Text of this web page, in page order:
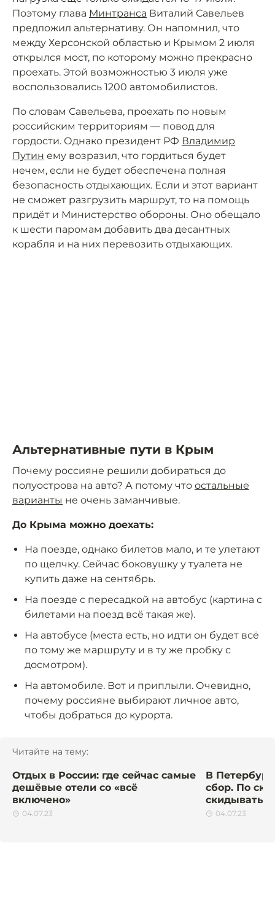
Поэтому глава Минтранса Виталий Савельев
предложил альтернативу. Он напомнил, что
между Херсонской областью и Крымом 2 июля
открылся мост, по которому можно прекрасно
проехать. Этой возможностью 3 июля уже
воспользовались 1200 автомобилистов.
По словам Савельева, проехать по новым
российским территориям — повод для
гордости. Однако президент РФ Владимир
Путин ему возразил, что гордиться будет
нечем, если не будет обеспечена полная
безопасность отдыхающих. Если и этот вариант
не сможет разгрузить маршрут, то на помощь
придёт и Министерство обороны. Оно обещало
к шести паромам добавить два десантных
корабля и на них перевозить отдыхающих.
Альтернативные пути в Крым
Почему россияне решили добираться до
полуострова на авто? А потому что остальные
варианты не очень заманчивые.
До Крыма можно доехать:
На поезде, однако билетов мало, и те улетают
по щелчку. Сейчас боковушку у туалета не
купить даже на сентябрь.
На поезде с пересадкой на автобус (картина с
билетами на поезд всё такая же).
На автобусе (места есть, но идти он будет всё
по тому же маршруту и в ту же пробку с
досмотром).
На автомобиле. Вот и приплыли. Очевидно,
почему россияне выбирают личное авто,
чтобы добраться до курорта.
Читайте на тему:
Отдых в России: где сейчас самые
дешёвые отели со «всё
включено»
04.07.23
В
сбор. По
скидываться
04.07.23